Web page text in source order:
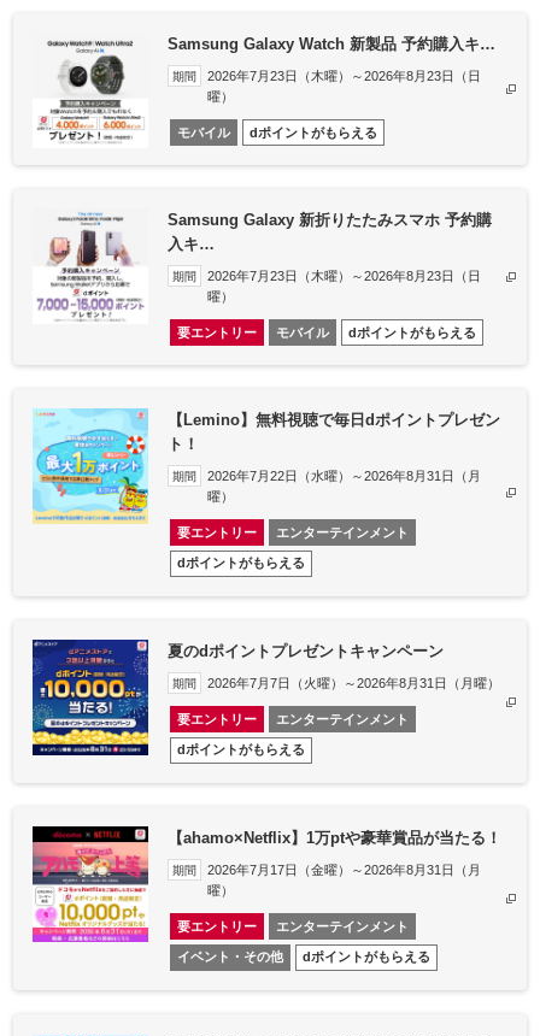
Samsung Galaxy Watch 新製品 予約購入キ…
期間
2026年7月23日（木曜）～2026年8月23日（日
曜）
モバイル dポイントがもらえる
Samsung Galaxy 新折りたたみスマホ 予約購
入キ…
期間
2026年7月23日（木曜）～2026年8月23日（日
曜）
要エントリー モバイル dポイントがもらえる
【Lemino】無料視聴で毎日dポイントプレゼン
ト！
期間
2026年7月22日（水曜）～2026年8月31日（月
曜）
要エントリー エンターテインメント
dポイントがもらえる
夏のdポイントプレゼントキャンペーン
期間 2026年7月7日（火曜）～2026年8月31日（月曜）
要エントリー エンターテインメント
dポイントがもらえる
【ahamo×Netflix】1万ptや豪華賞品が当たる！
期間
2026年7月17日（金曜）～2026年8月31日（月
曜）
要エントリー エンターテインメント
イベント・その他 dポイントがもらえる